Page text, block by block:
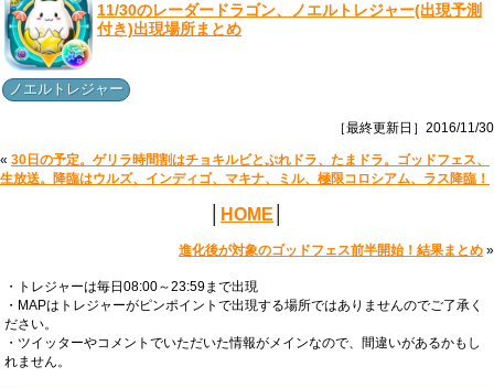
11/30のレーダードラゴン、ノエルトレジャー(出現予測
付き)出現場所まとめ
ノエルトレジャー
［最終更新日］2016/11/30
« 30日の予定。ゲリラ時間割はチョキルビとぷれドラ、たまドラ。ゴッドフェス、
生放送。降臨はウルズ、インディゴ、マキナ、ミル、極限コロシアム、ラス降臨！
HOME
進化後が対象のゴッドフェス前半開始！結果まとめ »
・トレジャーは毎日08:00～23:59まで出現
・MAPはトレジャーがピンポイントで出現する場所ではありませんのでご了承く
ださい。
・ツイッターやコメントでいただいた情報がメインなので、間違いがあるかもし
れません。